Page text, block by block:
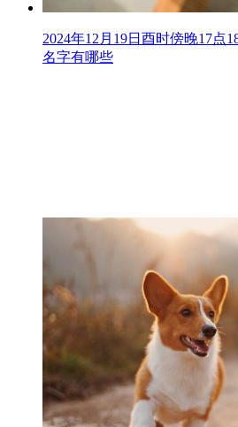
2024年12月19日酉时傍晚17点
名字有哪些